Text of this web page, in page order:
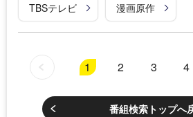
TBSテレビ 漫画原作
1 2 3 4
番組検索トップへ